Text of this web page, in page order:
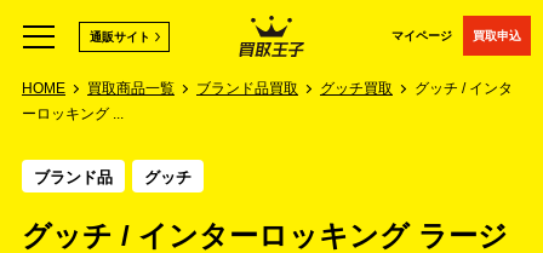
マイページ 買取申込
通販サイト
HOME 買取商品一覧 ブランド品買取 グッチ買取
グッチ / インタ
ーロッキング ...
ブランド品 グッチ
グッチ / インターロッキング ラージ